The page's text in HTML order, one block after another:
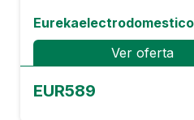
Ver oferta
EUR589